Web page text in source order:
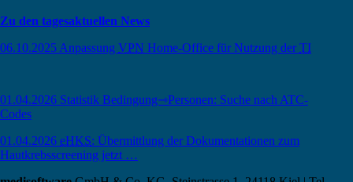
Zu den tagesaktuellen News
06.10.2025 Anpassung VPN Home-Office für Nutzung der TI
01.04.2026 Statistik Bedingung⇾Personen: Suche nach ATC-
Codes
01.04.2026 eHKS: Übermittlung der Dokumentationen zum
Hautkrebsscreening jetzt …